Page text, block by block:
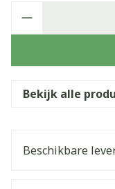
Bekijk alle
Beschikbare